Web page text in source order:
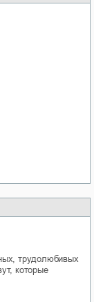
трудолюбивых
которые